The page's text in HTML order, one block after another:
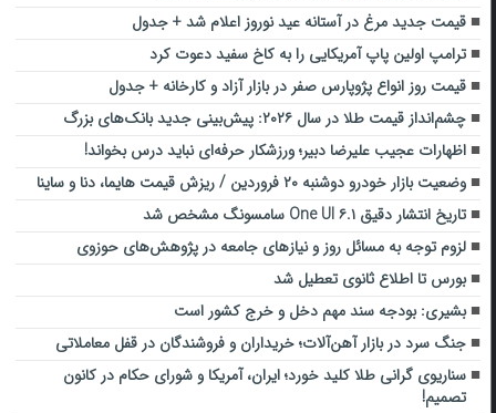
قیمت جدید مرغ در آستانه عید نوروز اعلام شد + جدول
ترامپ اولین پاپ آمریکایی را به کاخ سفید دعوت کرد
قیمت روز انواع پژوپارس صفر در بازار آزاد و کارخانه + جدول
چشم‌انداز قیمت طلا در سال ۲۰۲۶: پیش‌بینی جدید بانک‌های بزرگ
اظهارات عجیب علیرضا دبیر؛ ورزشکار حرفه‌ای نباید درس بخواند!
وضعیت بازار خودرو دوشنبه ۲۰ فروردین / ریزش قیمت هایما، دنا و ساینا
تاریخ انتشار دقیق One UI ۶.۱ سامسونگ مشخص شد
لزوم توجه به مسائل روز و نیازهای جامعه در پژوهش‌های حوزوی
بورس تا اطلاع ثانوی تعطیل شد
بشیری: بودجه سند مهم دخل و خرج کشور است
جنگ سرد در بازار آهن‌آلات؛ خریداران و فروشندگان در قفل معاملاتی
سناریوی گرانی طلا کلید خورد؛ ایران، آمریکا و شورای حکام در کانون
تصمیم!